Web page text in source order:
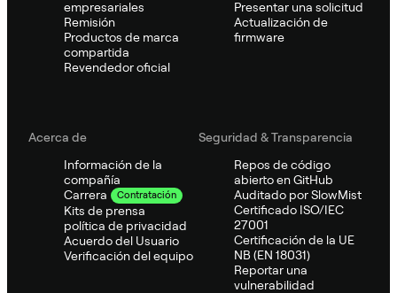
empresariales
Remisión
Productos de marca
compartida
Revendedor oficial
Presentar una solicitud
Actualización de
firmware
Acerca de
Información de la
compañía
Carrera
Contratación
Kits de prensa
política de privacidad
Acuerdo del Usuario
Verificación del equipo
Seguridad & Transparencia
Repos de código
abierto en GitHub
Auditado por SlowMist
Certificado ISO/IEC
27001
Certificación de la UE
NB (EN 18031)
Reportar una
vulnerabilidad